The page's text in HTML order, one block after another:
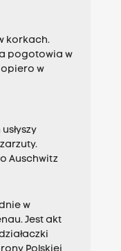
korkach.
pogotowia w
w
Auschwitz
w
Jest akt